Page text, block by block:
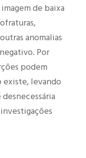
de baixa
anomalias
Por
podem
existe, levando